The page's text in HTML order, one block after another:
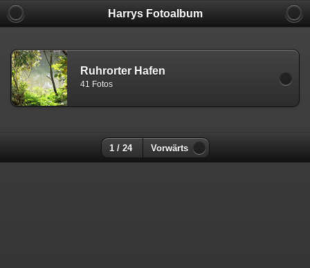
Harrys Fotoalbum
Ruhrorter Hafen
41 Fotos
1 / 24 Vorwärts